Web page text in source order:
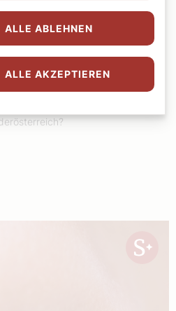
ALLE ABLEHNEN
ALLE AKZEPTIEREN